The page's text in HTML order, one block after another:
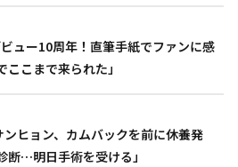
ュー10周年！直筆手紙でファンに感
こまで来られた」
ンヒョン、カムバックを前に休養発
断…明日手術を受ける」